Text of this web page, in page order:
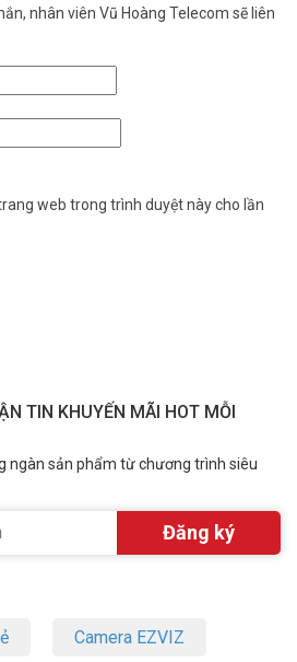
nhân viên Vũ Hoàng Telecom sẽ liên
web trong trình duyệt này cho lần
TIN KHUYẾN MÃI HOT MỖI
ngàn sản phẩm từ chương trình siêu
Camera EZVIZ